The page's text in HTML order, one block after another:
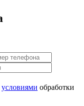
условиями обработки